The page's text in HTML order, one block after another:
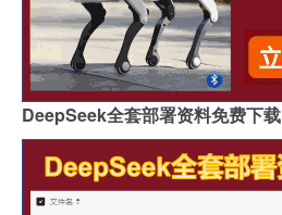
DeepSeek全套部署资料免费下载